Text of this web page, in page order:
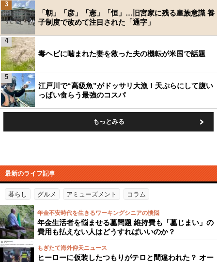
「朝」「彦」「憲」「恒」…旧宮家に残る皇族意識 養
子制度で改めて注目された「通字」
3
毒ヘビに噛まれた妻を救った夫の機転が米国で話題
4
江戸川で“高級魚”がドッサリ大漁！天ぷらにして腹い
っぱい食らう最強のコスパ
5
もっとみる
最新のライフ記事
暮らし グルメ アミューズメント コラム
年金不安時代を生きるワーキングシニアの懊悩
年金生活者を悩ませる墓問題 維持費も「墓じまい」の
費用も払えない人はどうすればいいのか？
もぎたて海外仰天ニュース
ヒーローに仮装したつもりがテロと間違われた？ オー